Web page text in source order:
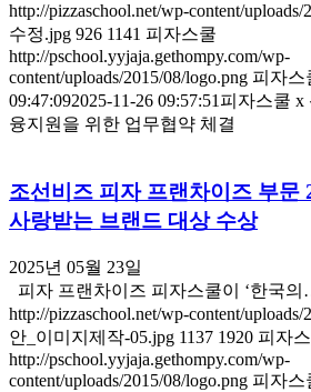
http://pizzaschool.net/wp-content/
수정.jpg 926 1141 피자스쿨
http://pschool.yyjaja.gethompy.com/wp-
content/uploads/2015/08/logo.png 피자스
09:47:092025-11-26 09:57:51 피자스쿨 x
융지원을 위한 업무협약 체결
조선비즈 피자 프랜차이즈 부문
사랑받는 브랜드 대상 수상
2025년 05월 23일
피자 프랜차이즈 피자스쿨이 ‘한국
http://pizzaschool.net/wp-content/
안_이미지제작-05.jpg 1137 1920 피자
http://pschool.yyjaja.gethompy.com/wp-
content/uploads/2015/08/logo.png 피자스